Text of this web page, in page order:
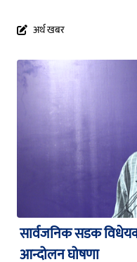
अर्थ खबर
सार्वजनिक सडक
आन्दोलन घोषणा